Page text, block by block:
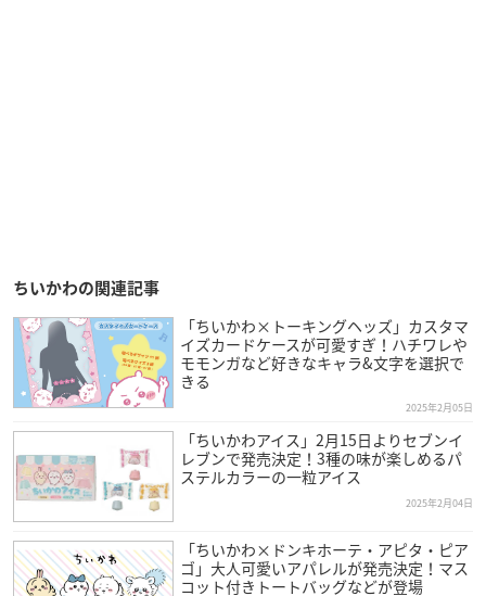
ちいかわの関連記事
「ちいかわ×トーキングヘッズ」カスタマ
イズカードケースが可愛すぎ！ハチワレや
モモンガなど好きなキャラ&文字を選択で
きる
2025年2月05日
「ちいかわアイス」2月15日よりセブンイ
レブンで発売決定！3種の味が楽しめるパ
ステルカラーの一粒アイス
2025年2月04日
「ちいかわ×ドンキホーテ・アピタ・ピア
ゴ」大人可愛いアパレルが発売決定！マス
コット付きトートバッグなどが登場